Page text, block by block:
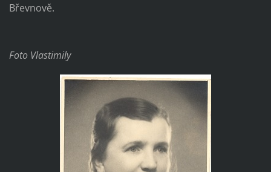
Břevnově.
Foto Vlastimily